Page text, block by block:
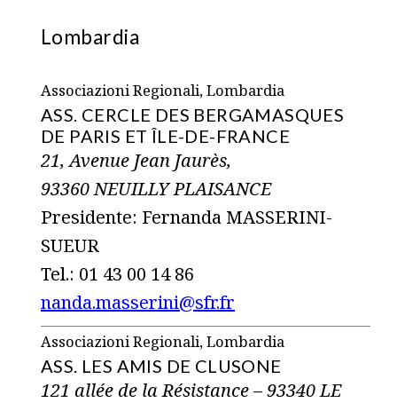
Lombardia
Associazioni Regionali, Lombardia
ASS. CERCLE DES BERGAMASQUES
DE PARIS ET ÎLE-DE-FRANCE
21, Avenue Jean Jaurès,
93360 NEUILLY PLAISANCE
Presidente: Fernanda MASSERINI-
SUEUR
Tel.: 01 43 00 14 86
nanda.masserini@sfr.fr
Associazioni Regionali, Lombardia
ASS. LES AMIS DE CLUSONE
121 allée de la Résistance – 93340 LE